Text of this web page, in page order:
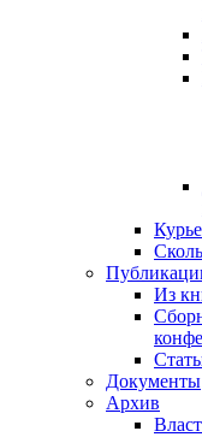
Из
Документы
Архив